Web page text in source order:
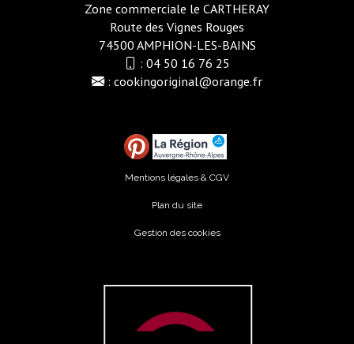
Zone commerciale le CARTHERAY
Route des Vignes Rouges
74500 AMPHION-LES-BAINS
: 04 50 16 76 25
: cookingoriginal@orange.fr
Mentions légales & CGV
Plan du site
Gestion des cookies